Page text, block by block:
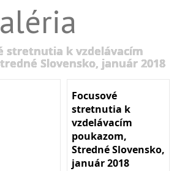
stretnutia k vzdelávacím
Slovensko, január 2018
Focusové
stretnutia k
vzdelávacím
poukazom,
Stredné Slovensko,
január 2018